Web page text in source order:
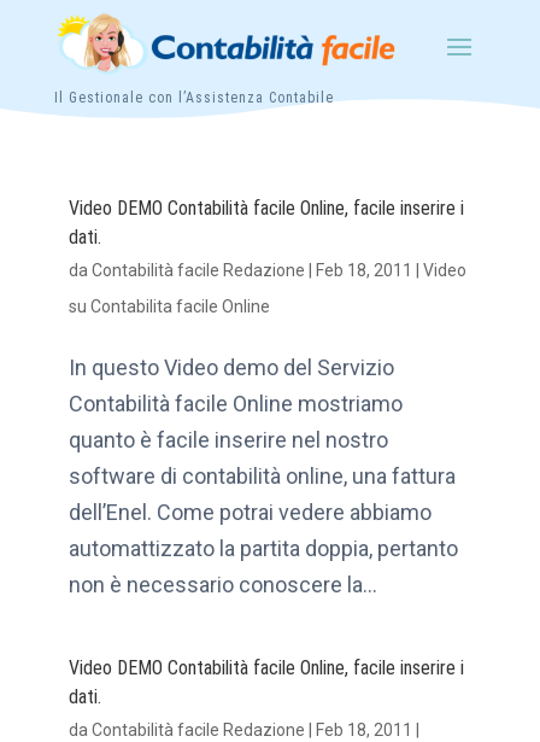
Il Gestionale con l’Assistenza Contabile
Video DEMO Contabilità facile Online, facile inserire i
dati.
daContabilità facile Redazione Feb 18, 2011
Video
su Contabilita facile Online
In questo Video demo del Servizio
Contabilità facile Online mostriamo
quanto è facile inserire nel nostro
software di contabilità online, una fattura
dell’Enel. Come potrai vedere abbiamo
automattizzato la partita doppia, pertanto
non è necessario conoscere la...
Video DEMO Contabilità facile Online, facile inserire i
dati.
daContabilità facile Redazione Feb 18, 2011